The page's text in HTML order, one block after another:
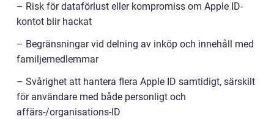
– Risk för dataförlust eller kompromiss om Apple ID-
kontot blir hackat
– Begränsningar vid delning av inköp och innehåll med
familjemedlemmar
– Svårighet att hantera flera Apple ID samtidigt, särskilt
för användare med både personligt och
affärs-/organisations-ID